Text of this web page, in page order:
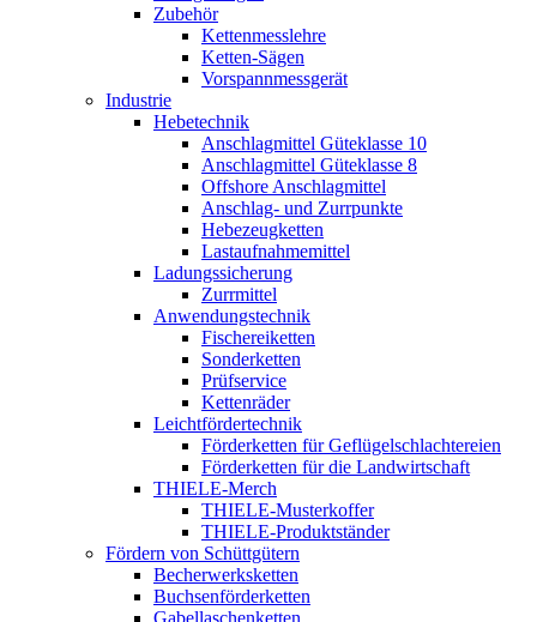
Zubehör
Kettenmesslehre
Ketten-Sägen
Vorspannmessgerät
Industrie
Hebetechnik
Anschlagmittel Güteklasse 10
Anschlagmittel Güteklasse 8
Offshore Anschlagmittel
Anschlag- und Zurrpunkte
Hebezeugketten
Lastaufnahmemittel
Ladungssicherung
Zurrmittel
Anwendungstechnik
Fischereiketten
Sonderketten
Prüfservice
Kettenräder
Leichtfördertechnik
Förderketten für Geflügelschlachtereien
Förderketten für die Landwirtschaft
THIELE-Merch
THIELE-Musterkoffer
THIELE-Produktständer
Fördern von Schüttgütern
Becherwerksketten
Buchsenförderketten
Gabellaschenketten